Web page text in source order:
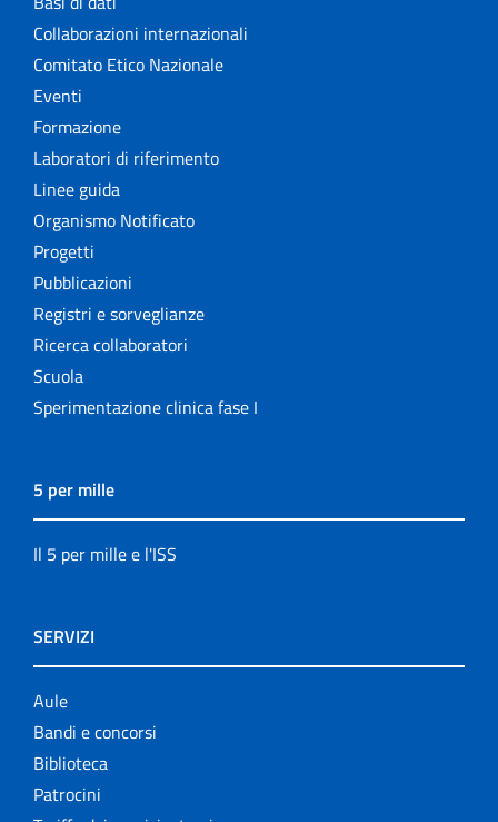
Collaborazioni internazionali
Comitato Etico Nazionale
Eventi
Formazione
Laboratori di riferimento
Linee guida
Organismo Notificato
Progetti
Pubblicazioni
Registri e sorveglianze
Ricerca collaboratori
Scuola
Sperimentazione clinica fase I
5 per mille
Il 5 per mille e l'ISS
SERVIZI
Aule
Bandi e concorsi
Biblioteca
Patrocini